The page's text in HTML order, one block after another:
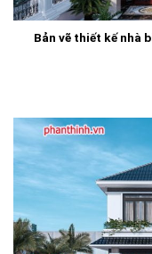
Bản vẽ thiết kế nhà